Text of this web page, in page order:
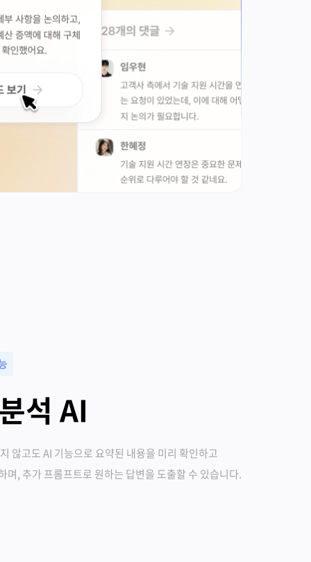
석 AI
않고도 AI 기능으로 요약된 내용을 미리 확인하고
며, 추가 프롬프트로 원하는 답변을 도출할 수 있습니다.